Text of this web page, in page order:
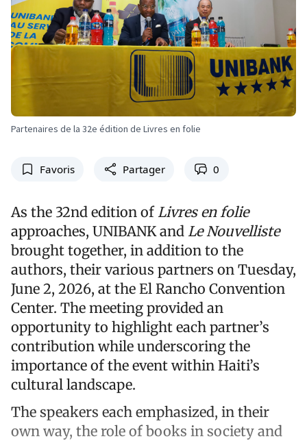
Partenaires de la 32e édition de Livres en folie
Favoris Partager 0
As the 32nd edition of Livres en folie
approaches, UNIBANK and Le Nouvelliste
brought together, in addition to the
authors, their various partners on Tuesday,
June 2, 2026, at the El Rancho Convention
Center. The meeting provided an
opportunity to highlight each partner’s
contribution while underscoring the
importance of the event within Haiti’s
cultural landscape.
The speakers each emphasized, in their
own way, the role of books in society and